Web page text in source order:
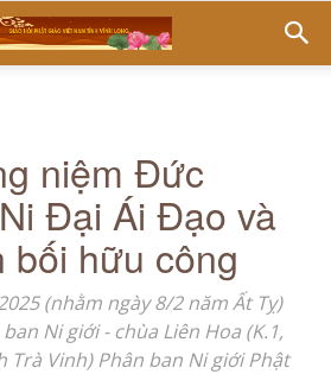
niệm Đức
Đại Ái Đạo và
bối hữu công
(nhằm ngày 8/2 năm Ất Tỵ)
Ni giới - chùa Liên Hoa (K.1,
Trà Vinh) Phân ban Ni giới Phật